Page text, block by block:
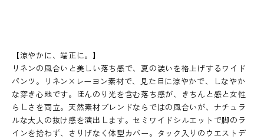
【涼やかに、端正に。】
リネンの風合いと美しい落ち感で、夏の装いを格上げするワイド
パンツ。リネン×レーヨン素材で、見た目に涼やかで、しなやか
な穿き心地です。ほんのり光を含む落ち感が、きちんと感と女性
らしさを両立。天然素材ブレンドならではの風合いが、ナチュラ
ルな大人の抜け感を演出します。セミワイドシルエットで脚のラ
インを拾わず、さりげなく体型カバー。タック入りのウエストデ